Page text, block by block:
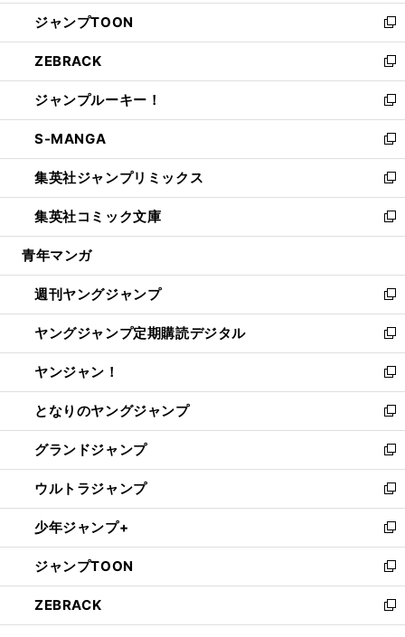
く
ウ
で
開
く
ン
ド
ウ
で
開
く
ウ
ィ
ン
ド
ウ
で
開
く
し
い
ウ
ィ
ン
ド
ウ
で
開
く
ジャンプTOON
新
し
い
ウ
ィ
ン
ド
ウ
で
開
く
ZEBRACK
新
し
い
ウ
ィ
ン
ド
ウ
で
開
ジャンプルーキー！
新
し
い
ウ
ィ
ン
ド
ウ
開
く
S-MANGA
新
し
い
ウ
ィ
ン
ウ
で
開
く
集英社ジャンプリミックス
新
し
い
ウ
ン
ド
ウ
で
開
く
集英社コミック文庫
新
し
ウ
ィ
ン
ド
ウ
で
開
く
青年マンガ
週刊ヤングジャンプ
新
し
い
ウ
ィ
ン
ド
ウ
で
開
く
ヤングジャンプ定期購読デジタル
新
し
い
ウ
ィ
ン
ド
ウ
で
開
く
ヤンジャン！
新
し
い
ウ
ィ
ン
ド
ウ
で
開
く
となりのヤングジャンプ
新
し
い
ウ
ィ
ン
ド
ウ
で
開
く
グランドジャンプ
新
し
い
ウ
ィ
ン
ド
ウ
で
開
ウルトラジャンプ
新
し
い
ウ
ィ
ン
ド
ウ
少年ジャンプ+
新
し
い
ウ
ィ
ン
ジャンプTOON
新
し
い
ウ
ZEBRACK
新
し